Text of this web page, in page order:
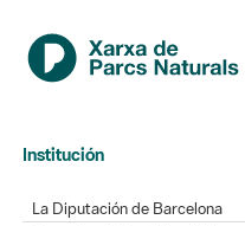
Institución
La Diputación de Barcelona